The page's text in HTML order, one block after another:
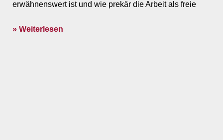
erwähnenswert ist und wie prekär die Arbeit als freie
» Weiterlesen